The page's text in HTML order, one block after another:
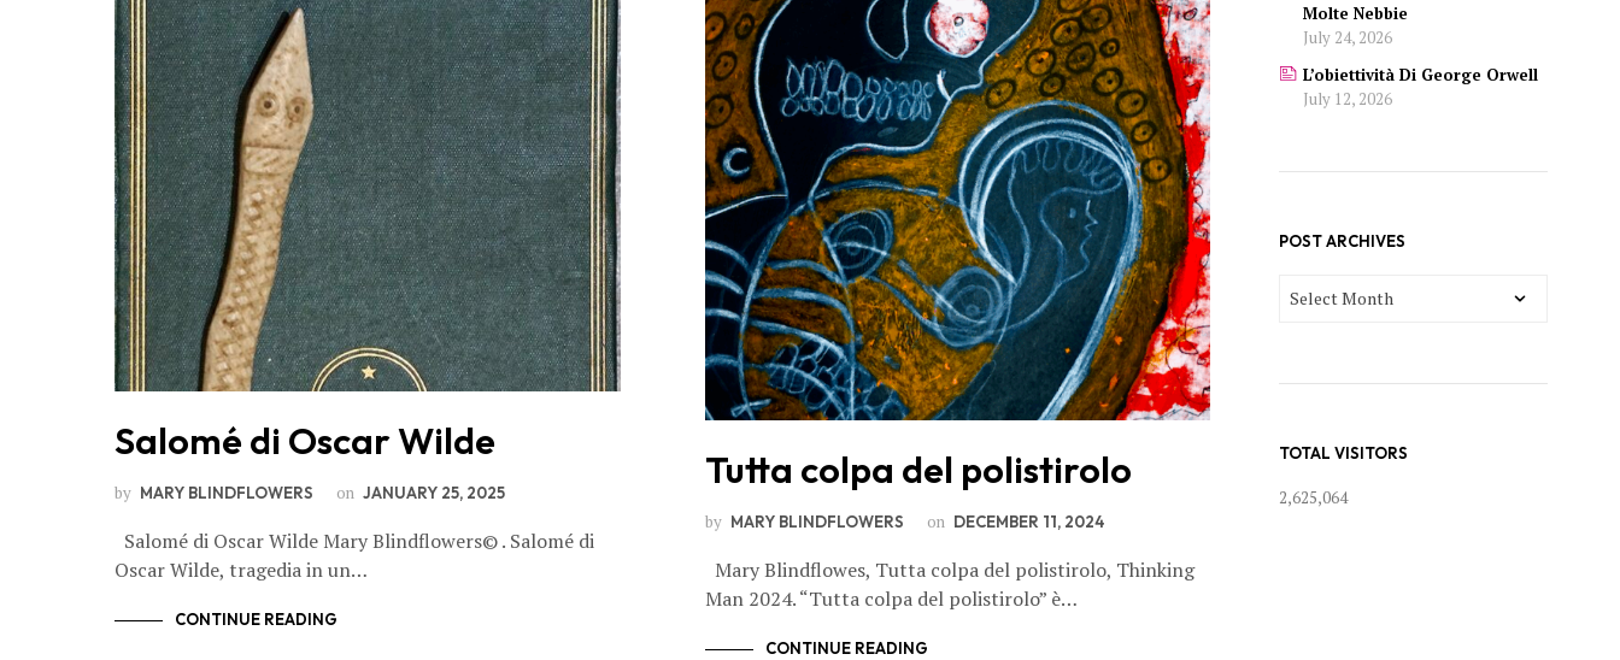
Salomé di Oscar Wilde
by MARY BLINDFLOWERS on JANUARY 25, 2025
Salomé di Oscar Wilde Mary Blindflowers© . Salomé di
Oscar Wilde, tragedia in un…
CONTINUE READING
Tutta colpa del polistirolo
by MARY BLINDFLOWERS on DECEMBER 11, 2024
Mary Blindflowes, Tutta colpa del polistirolo, Thinking
Man 2024. “Tutta colpa del polistirolo” è…
CONTINUE READING
Molte Nebbie
July 24, 2026
L’obiettività Di George Orwell
July 12, 2026
POST ARCHIVES
POST
TOTAL VISITORS
2,625,064